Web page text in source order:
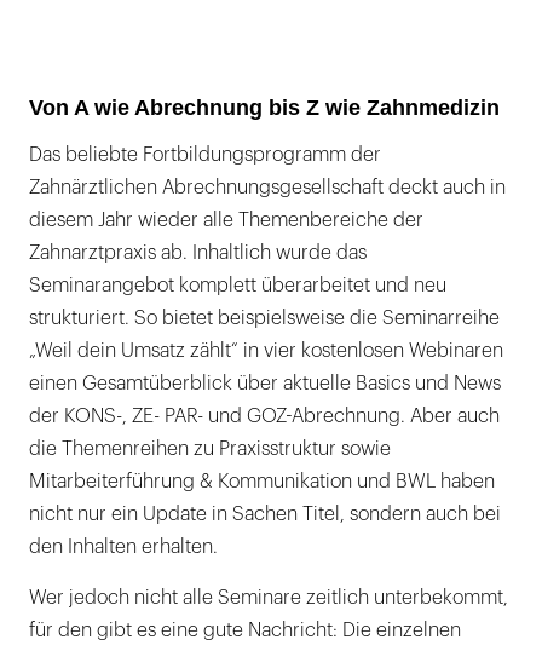
Von A wie Abrechnung bis Z wie Zahnmedizin
Das beliebte Fortbildungsprogramm der
Zahnärztlichen Abrechnungsgesellschaft deckt auch in
diesem Jahr wieder alle Themenbereiche der
Zahnarztpraxis ab. Inhaltlich wurde das
Seminarangebot komplett überarbeitet und neu
strukturiert. So bietet beispielsweise die Seminarreihe
„Weil dein Umsatz zählt“ in vier kostenlosen Webinaren
einen Gesamtüberblick über aktuelle Basics und News
der KONS-, ZE- PAR- und GOZ-Abrechnung. Aber auch
die Themenreihen zu Praxisstruktur sowie
Mitarbeiterführung & Kommunikation und BWL haben
nicht nur ein Update in Sachen Titel, sondern auch bei
den Inhalten erhalten.
Wer jedoch nicht alle Seminare zeitlich unterbekommt,
für den gibt es eine gute Nachricht: Die einzelnen